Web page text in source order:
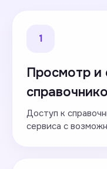
1
Просмотр и
Доступ к
сервиса с